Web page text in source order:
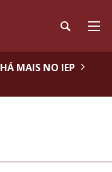
HÁ MAIS NO IEP